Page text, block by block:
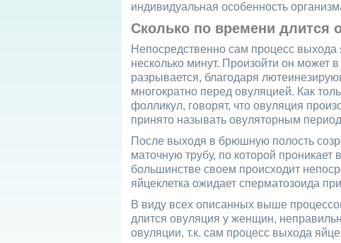
индивидуальная особенность
Сколько по времени длится
Непосредственно сам процесс выхода
несколько минут. Произойти он может
разрывается, благодаря
многократно перед овуляцией. Как
фолликул, говорят, что овуляция
принято называть овуляторным
После выходя в брюшную полость
маточную трубу, по которой
большинстве своем происходит
яйцеклетка ожидает сперматозоида
В виду всех описанных выше
длится овуляция у женщин,
овуляции, т.к. сам процесс выхода